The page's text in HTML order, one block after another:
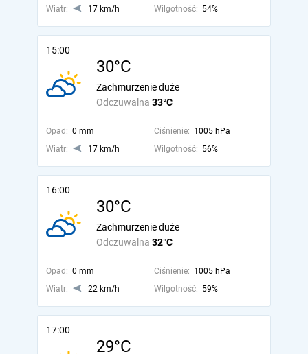
Wiatr:
17 km/h Wilgotność: 54%
15:00
30°C
Odczuwalna 33°C
Zachmurzenie duże
Opad: 0 mm Ciśnienie: 1005 hPa
Wiatr:
17 km/h Wilgotność: 56%
16:00
30°C
Odczuwalna 32°C
Zachmurzenie duże
Opad: 0 mm Ciśnienie: 1005 hPa
Wiatr:
22 km/h Wilgotność: 59%
17:00
29°C